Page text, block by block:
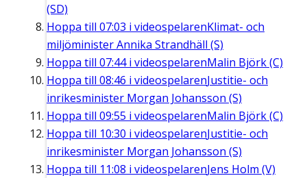
(SD)
Hoppa till 07:03 i videospelarenKlimat- och
miljöminister Annika Strandhäll (S)
Hoppa till 07:44i videospelarenMalin Björk (C)
Hoppa till 08:46 i videospelarenJustitie- och
inrikesminister Morgan Johansson (S)
Hoppa till 09:55 i videospelarenMalin Björk (C)
Hoppa till 10:30 i videospelarenJustitie- och
inrikesminister Morgan Johansson (S)
Hoppa till 11:08 i videospelarenJens Holm (V)